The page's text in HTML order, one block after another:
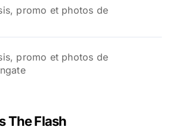
promo et photos de
promo et photos de
The Flash